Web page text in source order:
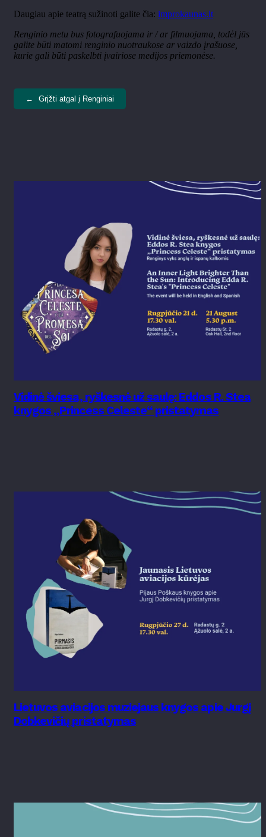
Daugiau apie teatrą sužinoti galite čia: improkaunas.lt
Renginio metu bus fotografuojama ir / ar filmuojama, todėl jūs
galite būti matomi renginio nuotraukose ar vaizdo įrašuose,
kurie gali būti paskelbti įvairiose medijos priemonėse.
← Grįžti atgal į Renginiai
Vidinė šviesa, ryškesnė už saulę: Eddos R. Stea
knygos „Princess Celeste“ pristatymas
Lietuvos aviacijos muziejaus knygos apie Jurgį
Dobkevičių pristatymas